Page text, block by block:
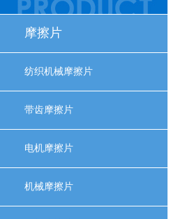
摩擦片
纺织机械摩擦片
带齿摩擦片
电机摩擦片
机械摩擦片